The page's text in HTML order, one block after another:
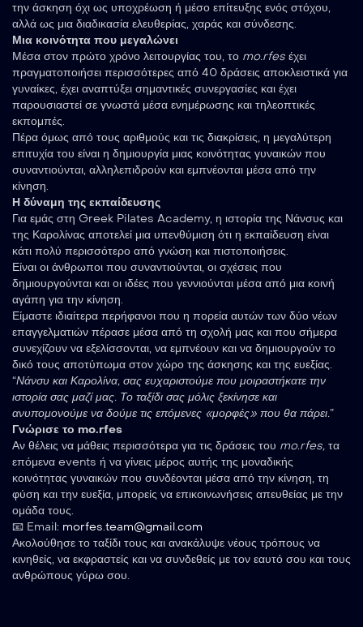
την άσκηση όχι ως υποχρέωση ή μέσο επίτευξης ενός στόχου,
αλλά ως μια διαδικασία ελευθερίας, χαράς και σύνδεσης.
Μια κοινότητα που μεγαλώνει
Μέσα στον πρώτο χρόνο λειτουργίας του, το mo.rfes έχει
πραγματοποιήσει περισσότερες από 40 δράσεις αποκλειστικά για
γυναίκες, έχει αναπτύξει σημαντικές συνεργασίες και έχει
παρουσιαστεί σε γνωστά μέσα ενημέρωσης και τηλεοπτικές
εκπομπές.
Πέρα όμως από τους αριθμούς και τις διακρίσεις, η μεγαλύτερη
επιτυχία του είναι η δημιουργία μιας κοινότητας γυναικών που
συναντιούνται, αλληλεπιδρούν και εμπνέονται μέσα από την
κίνηση.
Η δύναμη της εκπαίδευσης
Για εμάς στη Greek Pilates Academy, η ιστορία της Νάνσυς και
της Καρολίνας αποτελεί μια υπενθύμιση ότι η εκπαίδευση είναι
κάτι πολύ περισσότερο από γνώση και πιστοποιήσεις.
Είναι οι άνθρωποι που συναντιούνται, οι σχέσεις που
δημιουργούνται και οι ιδέες που γεννιούνται μέσα από μια κοινή
αγάπη για την κίνηση.
Είμαστε ιδιαίτερα περήφανοι που η πορεία αυτών των δύο νέων
επαγγελματιών πέρασε μέσα από τη σχολή μας και που σήμερα
συνεχίζουν να εξελίσσονται, να εμπνέουν και να δημιουργούν το
δικό τους αποτύπωμα στον χώρο της άσκησης και της ευεξίας.
“Νάνσυ και Καρολίνα, σας ευχαριστούμε που μοιραστήκατε την
ιστορία σας μαζί μας. Το ταξίδι σας μόλις ξεκίνησε και
ανυπομονούμε να δούμε τις επόμενες «μορφές» που θα πάρει.”
Γνώρισε το mo.rfes
Αν θέλεις να μάθεις περισσότερα για τις δράσεις του mo.rfes, τα
επόμενα events ή να γίνεις μέρος αυτής της μοναδικής
κοινότητας γυναικών που συνδέονται μέσα από την κίνηση, τη
φύση και την ευεξία, μπορείς να επικοινωνήσεις απευθείας με την
ομάδα τους.
📧 Email: morfes.team@gmail.com
Ακολούθησε το ταξίδι τους και ανακάλυψε νέους τρόπους να
κινηθείς, να εκφραστείς και να συνδεθείς με τον εαυτό σου και τους
ανθρώπους γύρω σου.